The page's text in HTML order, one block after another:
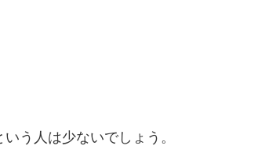
う人は少ないでしょう。